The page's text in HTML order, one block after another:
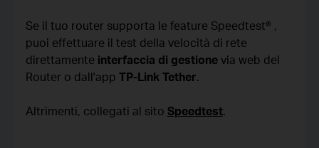
Se il tuo router supporta le feature Speedtest® ,
puoi effettuare il test della velocità di rete
direttamente interfaccia di gestionevia web del
Router o dall'app TP-Link Tether.
Altrimenti, collegati al sito Speedtest.